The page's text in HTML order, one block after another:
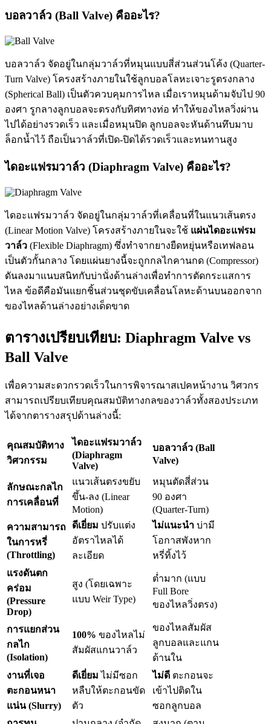
บอลวาล์ว (Ball Valve) คืออะไร?
บอลวาล์ว จัดอยู่ในกลุ่มวาล์วที่หมุนแบบสี่ส่วนส่วนโค้ง (Quarter-
Turn Valve) โครงสร้างภายในใช้ลูกบอลโลหะเจาะรูตรงกลาง
(Spherical Ball) เป็นตัวควบคุมการไหล เมื่อเราหมุนด้ามจับไป 90
องศา รูกลางลูกบอลจะตรงกับทิศทางท่อ ทำให้ของไหลวิ่งผ่าน
ไปได้อย่างรวดเร็ว และเมื่อหมุนปิด ลูกบอลจะหันด้านทึบมาบ
ล็อกน้ำไว้ ถือเป็นวาล์วที่เปิด-ปิดได้รวดเร็วและทนทานสูง
ไดอะแฟรมวาล์ว (Diaphragm Valve) คืออะไร?
ไดอะแฟรมวาล์ว จัดอยู่ในกลุ่มวาล์วที่เคลื่อนที่ในแนวเส้นตรง
(Linear Motion Valve) โครงสร้างภายในจะใช้ แผ่นไดอะแฟรม
วาล์ว (Flexible Diaphragm) ซึ่งทำจากยางยืดหยุ่นหรือเทฟลอน
เป็นตัวกั้นกลาง โดยแผ่นยางนี้จะถูกกลไกคานกด (Compressor)
ดันลงมาแนบสนิทกับบ่านั่งด้านล่างเพื่อทำการตัดกระแสการ
ไหล ข้อดีคือมันแยกชิ้นส่วนชุดขับเคลื่อนโลหะด้านบนออกจาก
ของไหลด้านล่างอย่างเด็ดขาด
ตารางเปรียบเทียบ: Diaphragm Valve vs
Ball Valve
เพื่อความสะดวกรวดเร็วในการพิจารณาสเปคหน้างาน วิศวกร
สามารถเปรียบเทียบคุณสมบัติทางกลของวาล์วทั้งสองประเภท
ได้จากตารางสรุปด้านล่างนี้:
คุณสมบัติทาง
วิศวกรรม
ไดอะแฟรมวาล์ว
(Diaphragm
Valve)
บอลวาล์ว (Ball
Valve)
ลักษณะกลไก
การเคลื่อนที่
แนวเส้นตรงขยับ
ขึ้น-ลง (Linear
Motion)
หมุนตัดสี่ส่วน
90 องศา
(Quarter-Turn)
ความสามารถ
ในการหรี่
(Throttling)
ดีเยี่ยม ปรับแต่ง
อัตราไหลได้
ละเอียด
ไม่แนะนำ บ่ามี
โอกาสพังหาก
หรี่ทิ้งไว้
แรงดันตก
คร่อม
(Pressure
Drop)
สูง (โดยเฉพาะ
แบบ Weir Type)
ต่ำมาก (แบบ
Full Bore
ของไหลวิ่งตรง)
การแยกส่วน
กลไก
(Isolation)
100% ของไหลไม่
สัมผัสแกนวาล์ว
ของไหลสัมผัส
ลูกบอลและแกน
ด้านใน
งานที่เจอ
ตะกอนหนา
แน่น (Slurry)
ดีเยี่ยม ไม่มีซอก
หลืบให้ตะกอนขัด
ตัว
ไม่ดี ตะกอนจะ
เข้าไปติดใน
ซอกลูกบอล